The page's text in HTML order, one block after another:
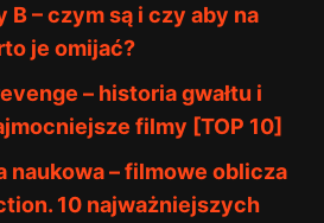
B – czym są i czy aby na
je omijać?
– historia gwałtu i
filmy [TOP 10]
naukowa – filmowe oblicza
10 najważniejszych